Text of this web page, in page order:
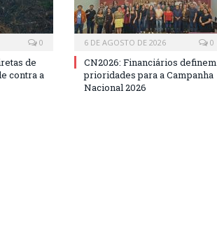
0
de
contra a
6 DE AGOSTO DE 2026 0
CN2026: Financiários definem
prioridades para a Campanha
Nacional 2026